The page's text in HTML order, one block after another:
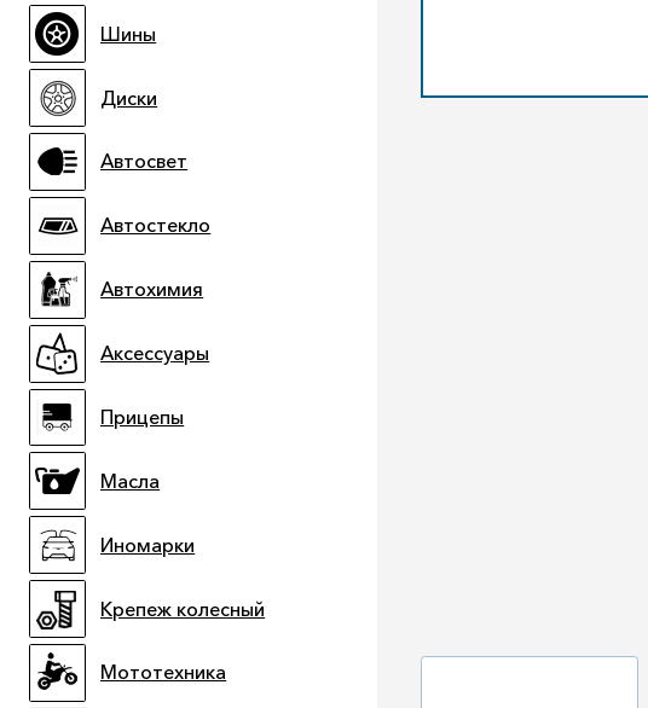
Шины
Диски
Автосвет
Автостекло
Автохимия
Аксессуары
Прицепы
Масла
Иномарки
Крепеж колесный
Мототехника